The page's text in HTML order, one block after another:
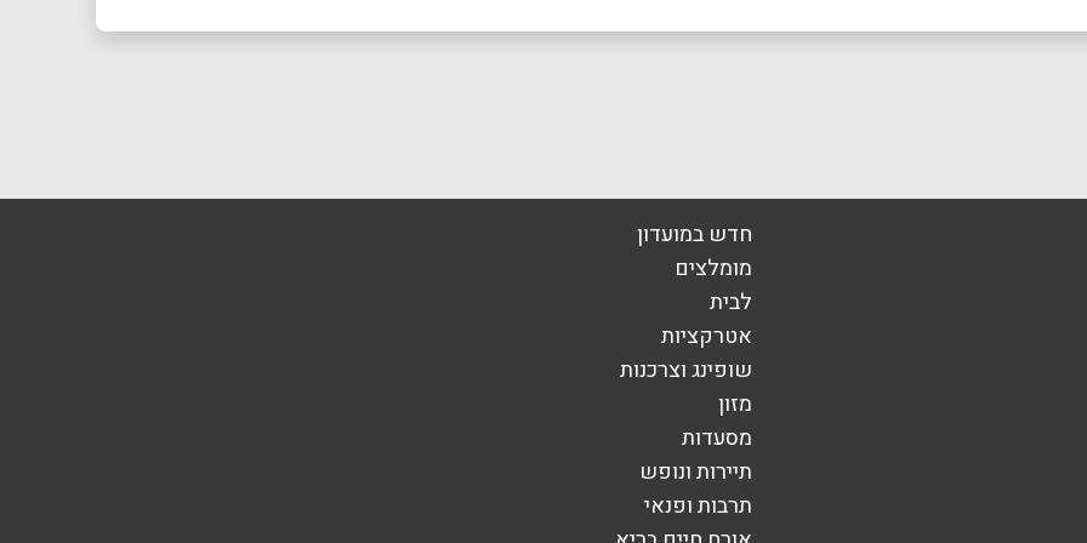
אימייל*
חדש במועדון
מומלצים
לבית
אטרקציות
שופינג וצרכנות
מזון
מסעדות
תיירות ונופש
תרבות ופנאי